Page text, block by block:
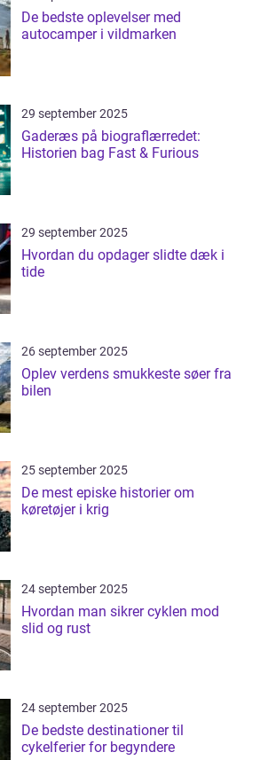
De bedste oplevelser med
autocamper i vildmarken
29 september 2025
Gaderæs på biograflærredet:
Historien bag Fast & Furious
29 september 2025
Hvordan du opdager slidte dæk i
tide
26 september 2025
Oplev verdens smukkeste søer fra
bilen
25 september 2025
De mest episke historier om
køretøjer i krig
24 september 2025
Hvordan man sikrer cyklen mod
slid og rust
24 september 2025
De bedste destinationer til
cykelferier for begyndere